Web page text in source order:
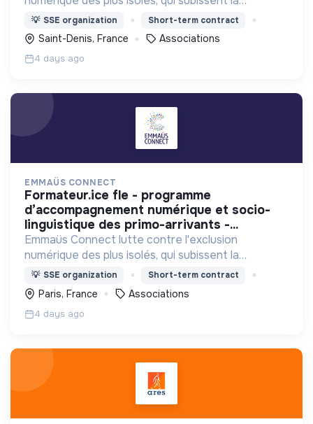
dématérialisation de la plupart des services du
quotidien.
💡 SSE organization Short-term contract
Saint-Denis, France Associations
4 days ago
EMMAÜS CONNECT
formateur.ice fle - programme
d’accompagnement numérique et socio-
linguistique des primo-arrivants -...
Emmaüs Connect lutte contre l'exclusion
numérique des plus isolés, qui subissent la
dématérialisation de la plupart des services du
quotidien.
💡 SSE organization Short-term contract
Paris, France Associations
4 days ago